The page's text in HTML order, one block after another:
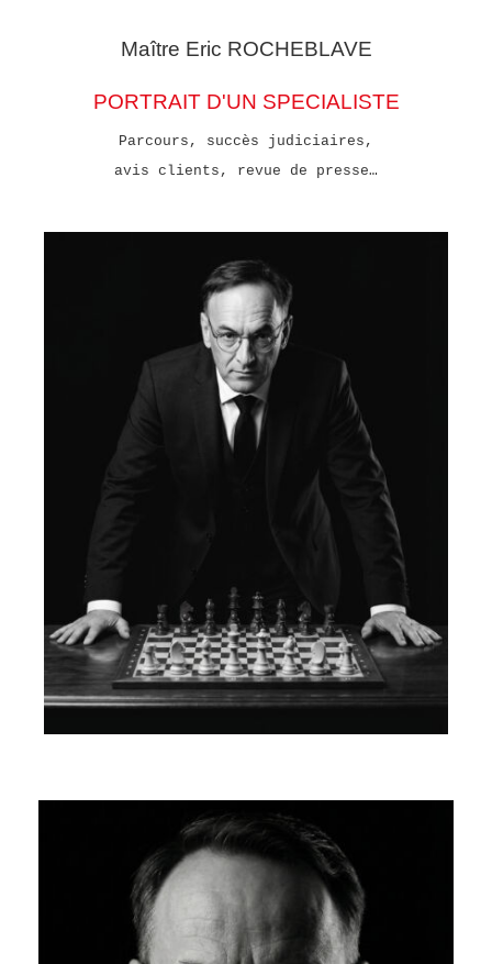
Maître Eric ROCHEBLAVE
PORTRAIT D'UN SPECIALISTE
Parcours, succès judiciaires,
avis clients, revue de presse…